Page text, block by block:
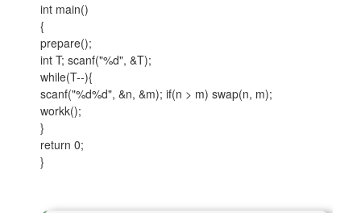
int main()
{
prepare();
int T; scanf("%d", &T);
while(T--){
scanf("%d%d", &n, &m); if(n > m) swap(n, m);
workk();
}
return 0;
}